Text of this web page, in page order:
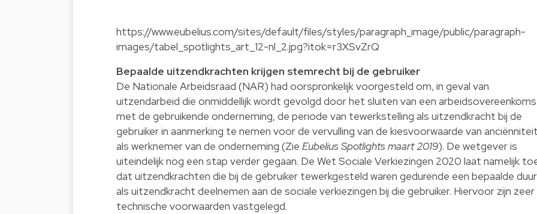
https://www.eubelius.com/sites/default/files/styles/paragraph_image/public/paragraph-
images/tabel_spotlights_art_12-nl_2.jpg?itok=r3XSvZrQ
Bepaalde uitzendkrachten krijgen stemrecht bij de gebruiker
De Nationale Arbeidsraad (NAR) had oorspronkelijk voorgesteld om, in geval van
uitzendarbeid die onmiddellijk wordt gevolgd door het sluiten van een
met de gebruikende onderneming, de periode van tewerkstelling als uitzendkracht bij de
gebruiker in aanmerking te nemen voor de vervulling van de kiesvoorwaarde van
als werknemer van de onderneming (Zie Eubelius Spotlights maart 2019). De wetgever is
uiteindelijk nog een stap verder gegaan. De Wet Sociale Verkiezingen 2020 laat namelijk
dat uitzendkrachten die bij de gebruiker tewerkgesteld waren gedurende een bepaalde duur
als uitzendkracht deelnemen aan de sociale verkiezingen bij die gebruiker. Hiervoor zijn zeer
technische voorwaarden vastgelegd.